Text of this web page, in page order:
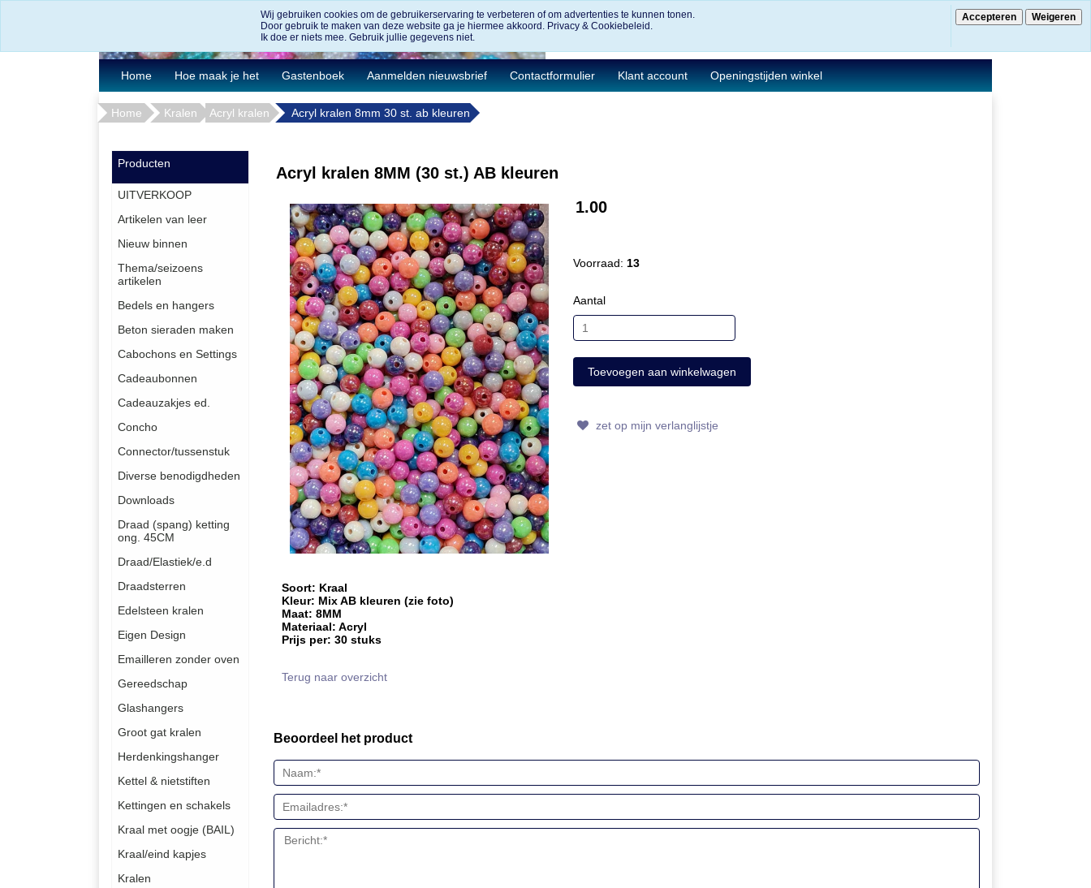
€ 0.00
Home Hoe maak je het Gastenboek Aanmelden nieuwsbrief Contactformulier Klant account Openingstijden winkel
Home Kralen Acryl kralen Acryl kralen 8mm 30 st. ab kleuren
Producten
UITVERKOOP
Artikelen van leer
Nieuw binnen
Thema/seizoens
artikelen
Bedels en hangers
Beton sieraden maken
Cabochons en Settings
Cadeaubonnen
Cadeauzakjes ed.
Concho
Connector/tussenstuk
Diverse benodigdheden
Downloads
Draad (spang) ketting
ong. 45CM
Draad/Elastiek/e.d
Draadsterren
Edelsteen kralen
Eigen Design
Emailleren zonder oven
Gereedschap
Glashangers
Groot gat kralen
Herdenkingshanger
Kettel & nietstiften
Kettingen en schakels
Kraal met oogje (BAIL)
Kraal/eind kapjes
Kralen
Acryl kralen 8MM (30 st.) AB kleuren
1.00
Voorraad: 13
Aantal
zet op mijn verlanglijstje
Soort: Kraal
Kleur: Mix AB kleuren (zie foto)
Maat: 8MM
Materiaal: Acryl
Prijs per: 30 stuks
Terug naar overzicht
Beoordeel het product
Wij gebruiken cookies om de gebruikerservaring te verbeteren of om advertenties te kunnen tonen.
Door gebruik te maken van deze website ga je hiermee akkoord. Privacy & Cookiebeleid.
Ik doe er niets mee. Gebruik jullie gegevens niet.
Accepteren Weigeren